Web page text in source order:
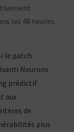
les 48 heures.
le patch
Neurons
prédictif
aux
de
plus